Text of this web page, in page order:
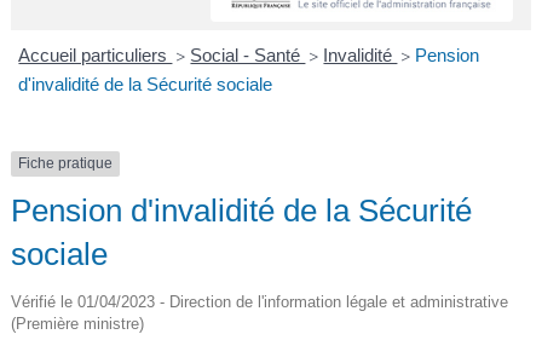
R
E
Accueil particuliers > Social - Santé > Invalidité > Pension
d'invalidité de la Sécurité sociale
Fiche pratique
Pension d'invalidité de la Sécurité
sociale
Vérifié le 01/04/2023 - Direction de l'information légale et administrative
(Première ministre)